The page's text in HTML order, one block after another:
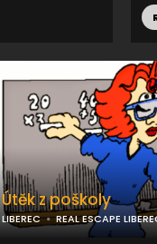
Útěk z poškoly
LIBEREC REAL ESCAPE